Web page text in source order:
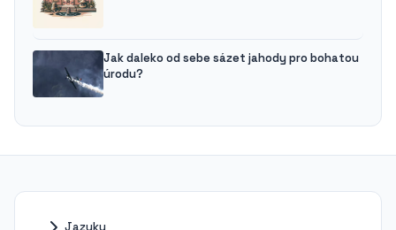
Jak daleko od sebe sázet jahody pro bohatou
úrodu?